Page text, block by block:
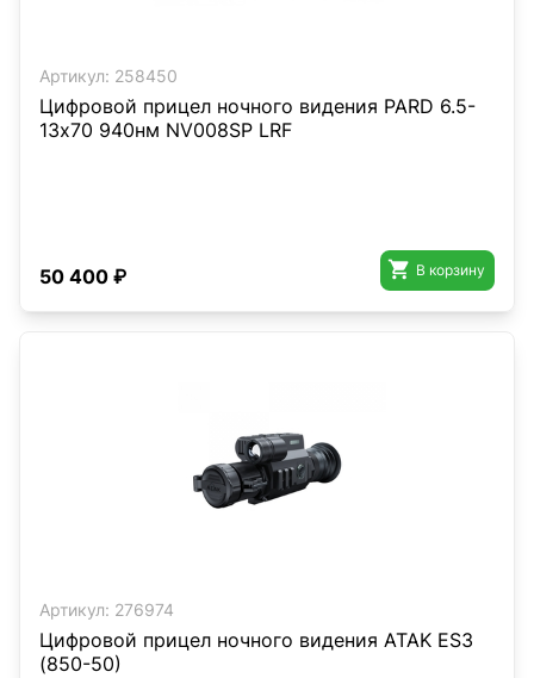
Артикул: 258450
Цифровой прицел ночного видения PARD 6.5-
13х70 940нм NV008SP LRF
50 400 ₽  В корзину
Артикул: 276974
Цифровой прицел ночного видения ATAK ES3
(850-50)